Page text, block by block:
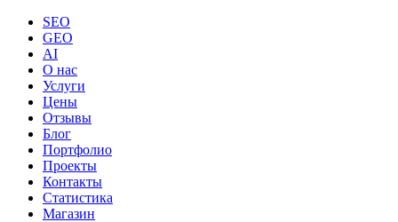
SEO
GEO
AI
О нас
Услуги
Цены
Отзывы
Блог
Портфолио
Проекты
Контакты
Статистика
Магазин